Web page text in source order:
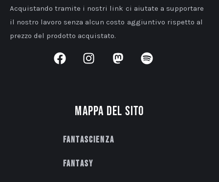
Acquistando tramite i nostri link ci aiutate a supportare
il nostro lavoro senza alcun costo aggiuntivo rispetto al
prezzo del prodotto acquistato.
Mappa del sito
Fantascienza
Fantasy